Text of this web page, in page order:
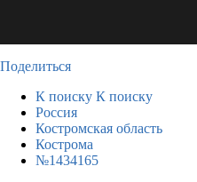
Поделиться
К поиску К поиску
Россия
Костромская область
Кострома
№1434165